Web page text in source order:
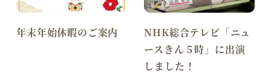
年末年始休暇のご案内
NHK総合テレビ「ニュ
ースきん５時」に出演
しました！